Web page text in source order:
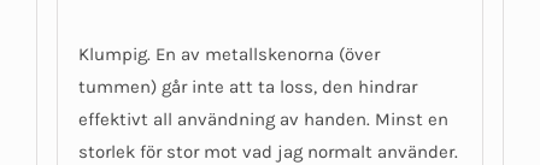
av
Klumpig. En av metallskenorna (över
tummen) går inte att ta loss, den hindrar
effektivt all användning av handen. Minst en
storlek för stor mot vad jag normalt använder.